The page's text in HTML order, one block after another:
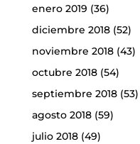
enero 2019 (36)
diciembre 2018(52)
noviembre 2018(43)
octubre 2018(54)
septiembre 2018(53)
agosto 2018(59)
julio 2018(49)